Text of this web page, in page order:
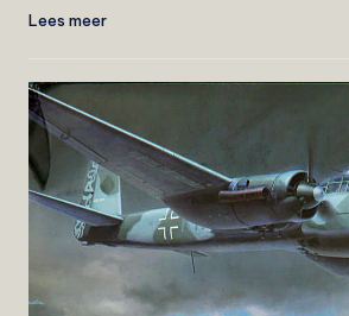
Lees meer